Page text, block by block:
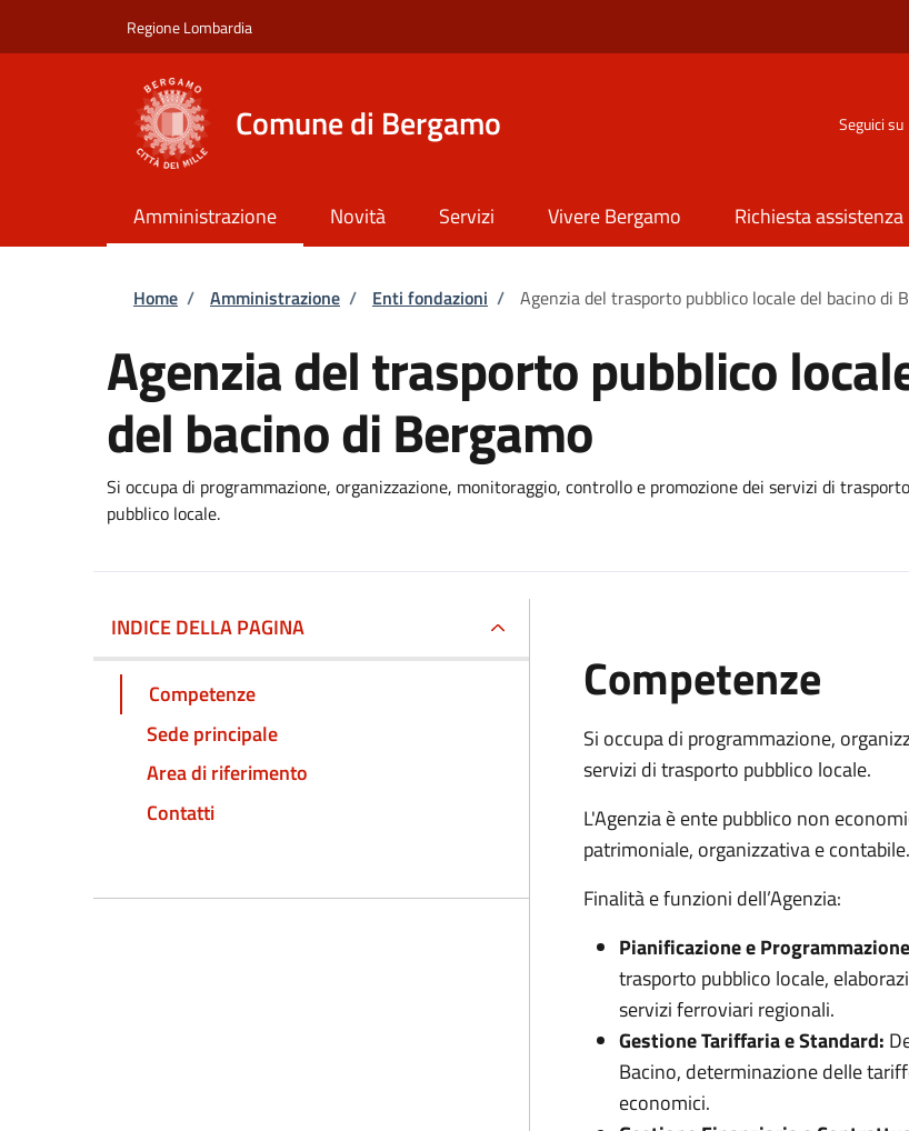
Regione Lombardia
Comune di Bergamo Seguici su
Amministrazione Novità Servizi Vivere Bergamo Richiesta assistenza
Briciole di pane
Home / Amministrazione / Enti fondazioni / Agenzia del trasporto pubblico locale del bacino di
Agenzia del trasporto pubblico
del bacino di Bergamo
Si occupa di programmazione, organizzazione, monitoraggio, controllo e promozione dei servizi di trasporto
pubblico locale.
INDICE DELLA PAGINA
Competenze
Sede principale
Area di riferimento
Contatti
Competenze
Si occupa di programmazione,
servizi di trasporto pubblico locale.
L'Agenzia è ente pubblico non
patrimoniale, organizzativa e contabile.
Finalità e funzioni dell’Agenzia:
Pianificazione e
trasporto pubblico locale,
servizi ferroviari regionali.
Gestione Tariffaria e Standard:
Bacino, determinazione delle
economici.